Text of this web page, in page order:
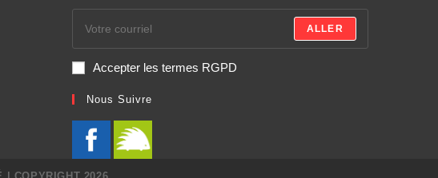
ALLER
Accepter les termes RGPD
Nous Suivre